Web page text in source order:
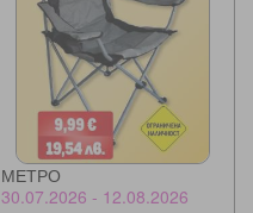
МЕТРО
30.07.2026 - 12.08.2026